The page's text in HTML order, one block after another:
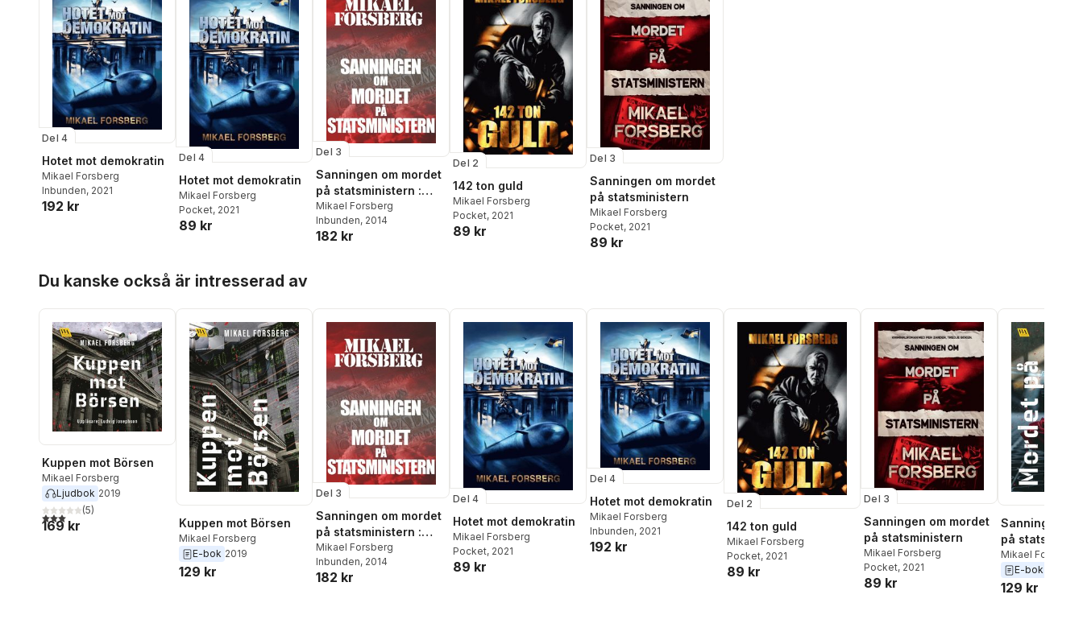
Del 4
Hotet mot demokratin
Mikael Forsberg
Inbunden, 2021
192 kr
Del 4
Hotet mot demokratin
Mikael Forsberg
Pocket, 2021
89 kr
Del 3
Sanningen om mordet
på statsministern :
kriminalroman
Mikael Forsberg
Inbunden, 2014
182 kr
Del 2
142 ton guld
Mikael Forsberg
Pocket, 2021
89 kr
Del 3
Sanningen om mordet
på statsministern
Mikael Forsberg
Pocket, 2021
89 kr
Du kanske också är intresserad av
Kuppen mot Börsen
Mikael Forsberg
Ljudbok 2019
3,0utav 5 stjärnor. Totalt antal röster:
(5)
169 kr Kuppen mot Börsen
Mikael Forsberg
E-bok 2019
129 kr
Del 3
Sanningen om mordet
på statsministern :
kriminalroman
Mikael Forsberg
Inbunden, 2014
182 kr
Del 4
Hotet mot demokratin
Mikael Forsberg
Pocket, 2021
89 kr
Del 4
Hotet mot demokratin
Mikael Forsberg
Inbunden, 2021
192 kr
Del 2
142 ton guld
Mikael Forsberg
Pocket, 2021
89 kr
Del 3
Sanningen om mordet
på statsministern
Mikael Forsberg
Pocket, 2021
89 kr
Sanningen
på
Mikael Forsberg
E-bok
129 kr